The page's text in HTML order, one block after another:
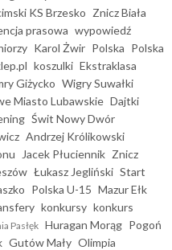
KS Brzesko Znicz Biała
prasowa wypowiedź
Karol Żwir Polska Polska
koszulki Ekstraklasa
Giżycko Wigry Suwałki
Miasto Lubawskie Dajtki
Świt Nowy Dwór
Andrzej Królikowski
Jacek Płuciennik Znicz
Łukasz Jegliński Start
Polska U-15 Mazur Ełk
konkursy konkurs
Pasłęk Huragan Morąg Pogoń
Gutów Mały Olimpia